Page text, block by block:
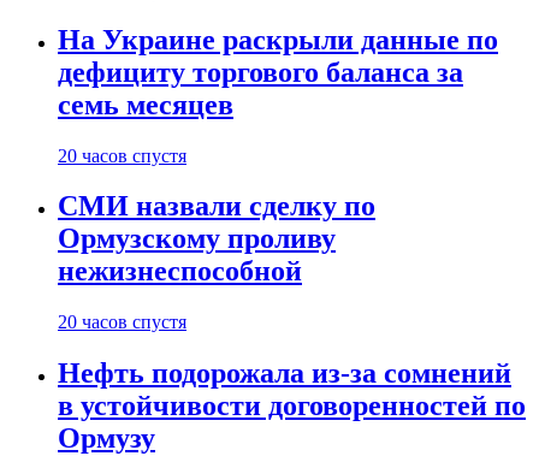
На Украине раскрыли данные по
дефициту торгового баланса за
семь месяцев
20 часов спустя
СМИ назвали сделку по
Ормузскому проливу
нежизнеспособной
20 часов спустя
Нефть подорожала из-за сомнений
в устойчивости договоренностей по
Ормузу